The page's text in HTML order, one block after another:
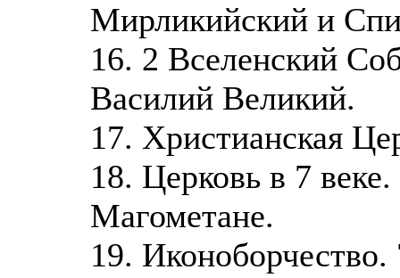
Мирликийский и
16. 2 Вселенский
Василий Великий.
17. Христианская
18. Церковь в 7
Магометане.
19.